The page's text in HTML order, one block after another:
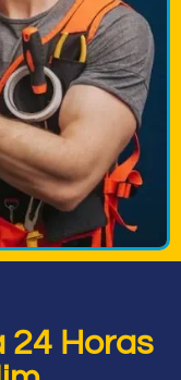
24 Horas